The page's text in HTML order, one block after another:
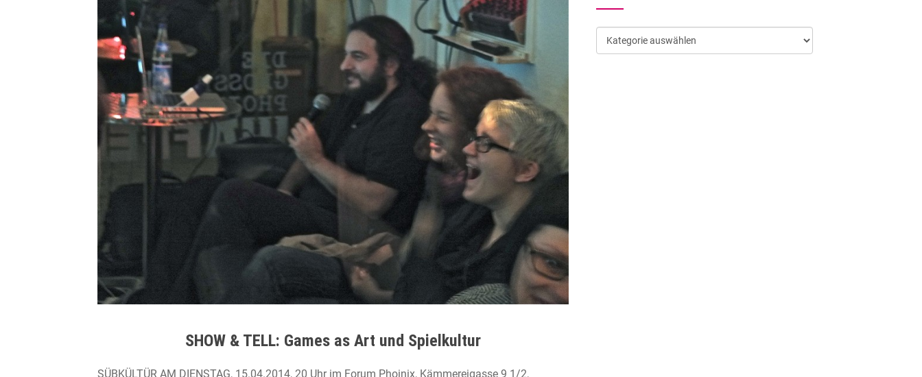
SHOW & TELL: Games as Art und Spielkultur
SÜBKÜLTÜR AM DIENSTAG, 15.04.2014, 20 Uhr im Forum Phoinix, Kämmereigasse 9 1/2,
Kategorien